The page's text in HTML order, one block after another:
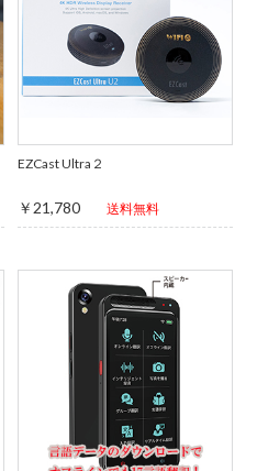
EZCast Ultra２
￥21,780 送料無料